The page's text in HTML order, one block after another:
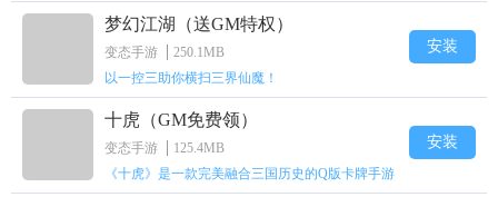
梦幻江湖（送GM特权）
变态手游
250.1MB
以一控三助你横扫三界仙魔！
安装
十虎（GM免费领）
变态手游
125.4MB
《十虎》是一款完美融合三国历史的Q版卡牌手游
安装